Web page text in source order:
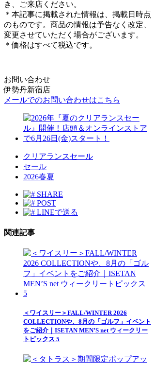
き、ご来店ください。
＊本記事に掲載された情報は、掲載日時点
のものです。商品の情報は予告なく改定、
変更させていただく場合がございます。
＊価格はすべて税込です。
お問い合わせ
伊勢丹新宿店
メールでのお問い合わせはこちら
クリアランスセール
セール
2026春夏
SHARE
POST
LINEで送る
関連記事
＜ワイスリー＞FALL/WINTER 2026
COLLECTIONや、8月の「ゴルフ」イベント
をご紹介｜ISETAN MEN’S net ウィークリー
トピックス 5